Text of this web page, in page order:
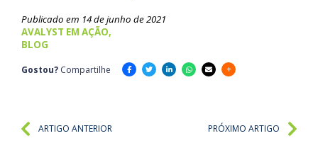
Publicado em 14 de junho de 2021
AVALYST EM AÇÃO,
BLOG
Gostou? Compartilhe
ARTIGO ANTERIOR PRÓXIMO ARTIGO